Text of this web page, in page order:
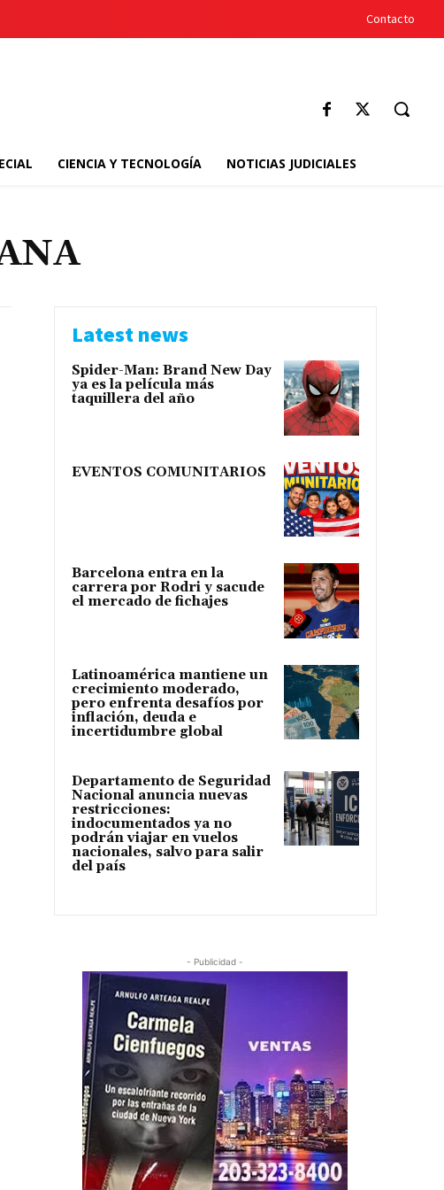
Contacto
CIENCIA Y TECNOLOGÍA NOTICIAS JUDICIALES
Latest news
Spider-Man: Brand New Day
ya es la película más
taquillera del año
EVENTOS COMUNITARIOS
Barcelona entra en la
carrera por Rodri y sacude
el mercado de fichajes
Latinoamérica mantiene un
crecimiento moderado,
pero enfrenta desafíos por
inflación, deuda e
incertidumbre global
Departamento de Seguridad
Nacional anuncia nuevas
restricciones:
indocumentados ya no
podrán viajar en vuelos
nacionales, salvo para salir
del país
- Publicidad -